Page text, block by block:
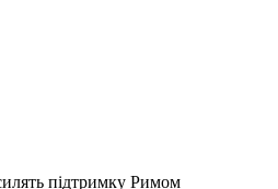
підтримку Римом